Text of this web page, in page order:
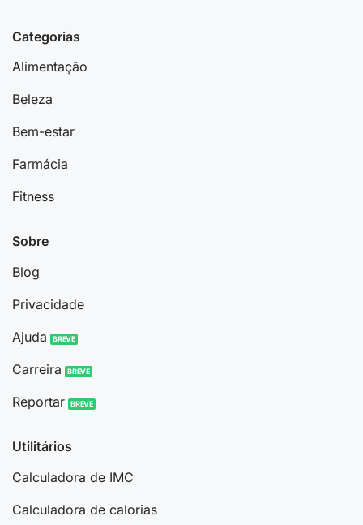
Categorias
Alimentação
Beleza
Bem-estar
Farmácia
Fitness
Sobre
Blog
Privacidade
Ajuda
Carreira
Reportar
Utilitários
Calculadora de IMC
Calculadora de calorias